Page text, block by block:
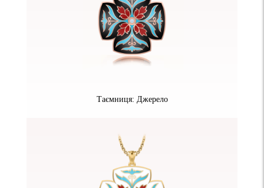
Таємниця: Джерело